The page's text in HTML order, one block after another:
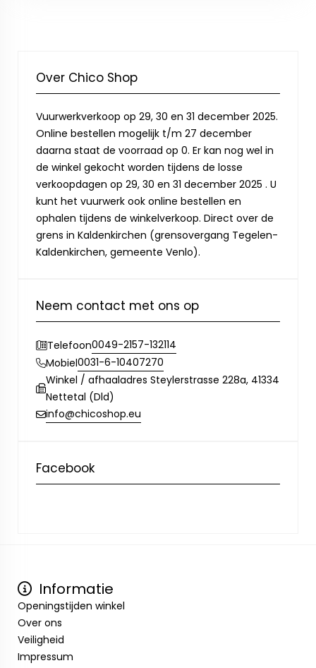
Over Chico Shop
Vuurwerkverkoop op 29, 30 en 31 december 2025.
Online bestellen mogelijk t/m 27 december
daarna staat de voorraad op 0. Er kan nog wel in
de winkel gekocht worden tijdens de losse
verkoopdagen op 29, 30 en 31 december 2025 . U
kunt het vuurwerk ook online bestellen en
ophalen tijdens de winkelverkoop. Direct over de
grens in Kaldenkirchen (grensovergang Tegelen-
Kaldenkirchen, gemeente Venlo).
Neem contact met ons op
Telefoon0049-2157-132114
Mobiel0031-6-10407270
Winkel / afhaaladres Steylerstrasse 228a, 41334
Nettetal (Dld)
info@chicoshop.eu
Facebook
Informatie
Openingstijden winkel
Over ons
Veiligheid
Impressum